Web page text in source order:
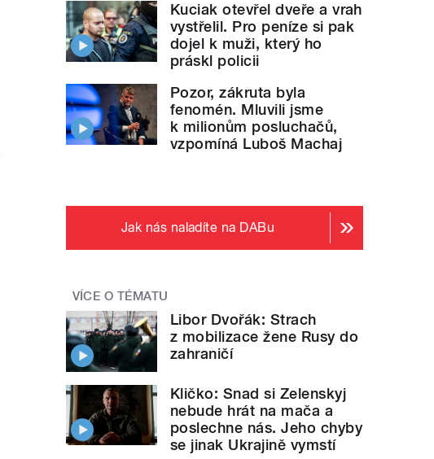
Kuciak otevřel dveře a vrah
vystřelil. Pro peníze si pak
dojel k muži, který ho
práskl policii
Pozor, zákruta byla
fenomén. Mluvili jsme
k milionům posluchačů,
vzpomíná Luboš Machaj
Jak nás naladíte na DABu
VÍCE O TÉMATU
Libor Dvořák: Strach
z mobilizace žene Rusy do
zahraničí
Kličko: Snad si Zelenskyj
nebude hrát na mača a
poslechne nás. Jeho chyby
se jinak Ukrajině vymstí